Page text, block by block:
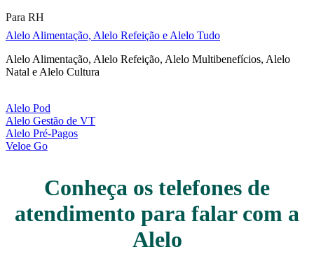
Para RH
Alelo Alimentação, Alelo Refeição e Alelo Tudo
Alelo Alimentação, Alelo Refeição, Alelo Multibenefícios, Alelo
Natal e Alelo Cultura
Alelo Pod
Alelo Gestão de VT
Alelo Pré-Pagos
Veloe Go
Conheça os telefones de
atendimento para falar com a
Alelo